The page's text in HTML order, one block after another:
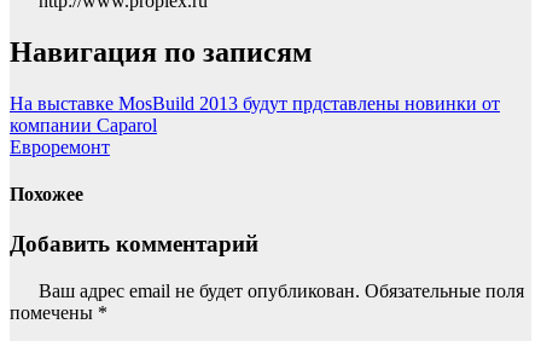
Навигация по записям
На выставке MosBuild 2013 будут прдставлены новинки от
компании Caparol
Евроремонт
Похожее
Добавить комментарий
Ваш адрес email не будет опубликован. Обязательные поля
помечены *